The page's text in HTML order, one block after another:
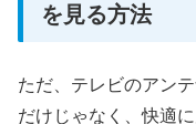
を見る方法
ただ、テレビのアン
だけじゃなく、快適